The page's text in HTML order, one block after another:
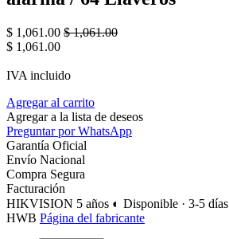
$ 1,061.00 $1,061.00
$ 1,061.00
IVA incluido
Agregar al carrito
Agregar a la lista de deseos
Preguntar por WhatsApp
Garantía Oficial
Envío Nacional
Compra Segura
Facturación
HIKVISION 5 años ◐ Disponible · 3-5 días
HWB Página del fabricante